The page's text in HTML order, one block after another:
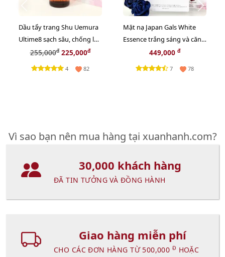
Dầu tẩy trang Shu Uemura
Ultime8 sạch sâu, chống lão
hóa cao cấp nhất - 50ml
255,000đ225,000đ
4 82
Mặt nạ Japan Gals White
Essence trắng sáng và căng
mọng da - 30pcs
449,000 đ
7 78
Vì sao bạn nên mua hàng tại xuanhanh.com?
30,000 khách hàng
ĐÃ TIN TƯỞNG VÀ ĐỒNG HÀNH
Giao hàng miễn phí
CHO CÁC ĐƠN HÀNG TỪ 500,000 Đ HOẶC